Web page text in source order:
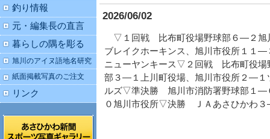
2026/06/02
▽１回戦 比布町役場野球部６―２旭
ブレイクホーキンス、旭川市役所１１
ニューヤンキース▽２回戦 比布町役場
部３―１上川町役場、旭川市役所２―
ルズ▽準決勝 旭川市消防署野球部１―
０旭川市役所▽決勝 ＪＡあさひかわ３
釣り情報
元・編集長の直言
暮らしの隅を彫る
旭川のアイヌ語地名研究
紙面掲載写真のご注文
リンク